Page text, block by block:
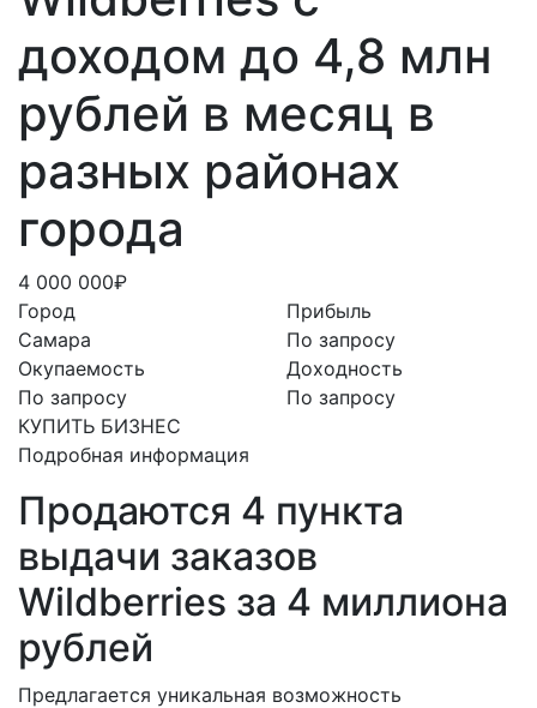
доходом до 4,8 млн
рублей в месяц в
разных районах
города
4 000 000₽
Город
Самара
Окупаемость
По запросу
КУПИТЬ БИЗНЕС
Прибыль
По запросу
Доходность
По запросу
Подробная информация
Продаются 4 пункта
выдачи заказов
Wildberries за 4 миллиона
рублей
Предлагается уникальная возможность